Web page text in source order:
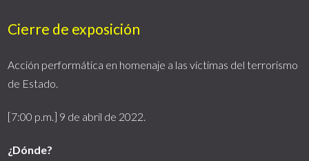
Cierre de exposición
Acción performática en homenaje a las víctimas del terrorismo
de Estado.
[7:00 p.m.] 9 de abril de 2022.
¿Dónde?